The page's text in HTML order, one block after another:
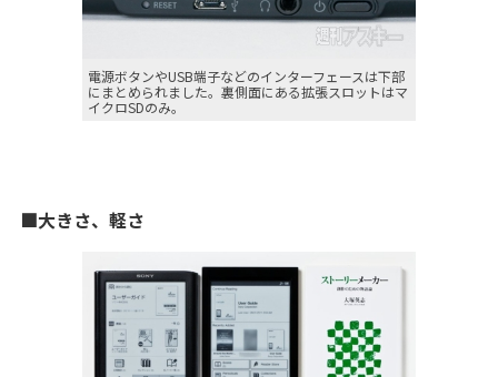
電源ボタンやUSB端子などのインターフェースは下部
にまとめられました。裏側面にある拡張スロットはマ
イクロSDのみ。
■大きさ、軽さ